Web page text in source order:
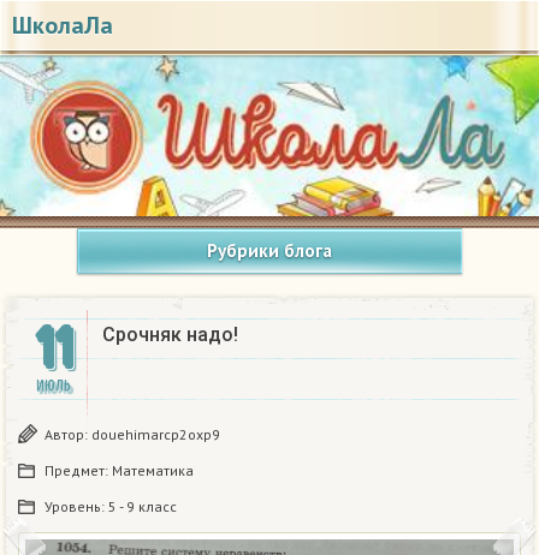
ШколаЛа
Рубрики блога
11
ИЮЛЬ
Срочняк надо!
Автор: douehimarcp2oxp9
Предмет: Математика
Уровень: 5 - 9 класс